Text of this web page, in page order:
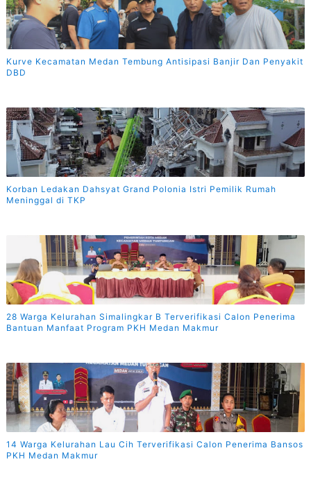
Kurve Kecamatan Medan Tembung Antisipasi Banjir Dan Penyakit
DBD
Korban Ledakan Dahsyat Grand Polonia Istri Pemilik Rumah
Meninggal di TKP
28 Warga Kelurahan Simalingkar B Terverifikasi Calon Penerima
Bantuan Manfaat Program PKH Medan Makmur
14 Warga Kelurahan Lau Cih Terverifikasi Calon Penerima Bansos
PKH Medan Makmur